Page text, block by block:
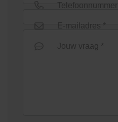
Telefoonnummer
E-mailadres *
Jouw vraag *